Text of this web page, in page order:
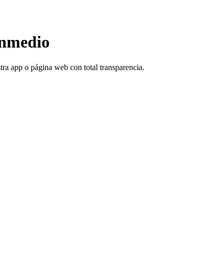
app o página web con total transparencia.